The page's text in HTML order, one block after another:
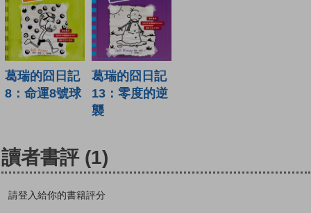
葛瑞的囧日記
8：命運8號球
葛瑞的囧日記
13：零度的逆
襲
讀者書評 (1)
請登入給你的書籍評分